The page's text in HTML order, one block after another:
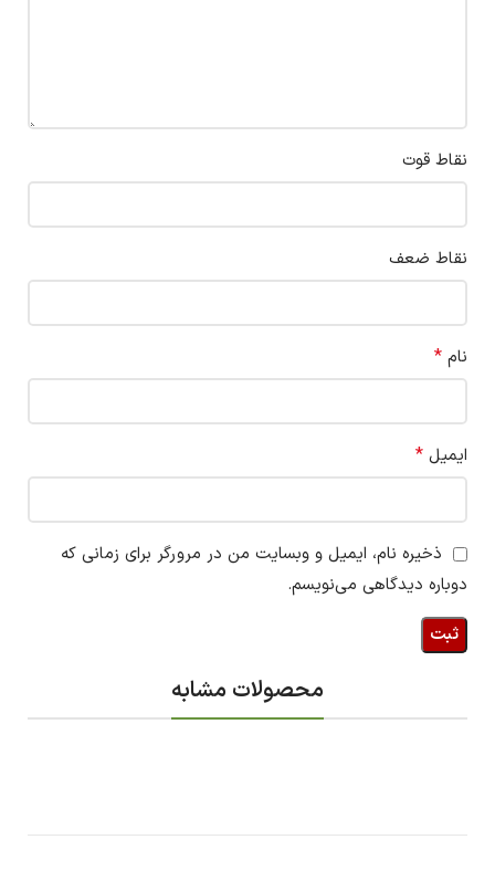
نقاط قوت
نقاط ضعف
نام *
ایمیل *
ذخیره نام، ایمیل و وبسایت من در مرورگر برای زمانی که
دوباره دیدگاهی می‌نویسم.
محصولات مشابه